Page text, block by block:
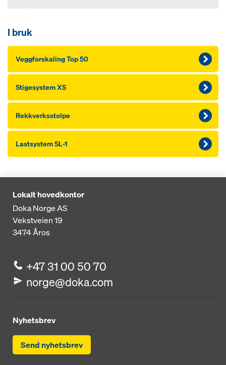
I bruk
Veggforskaling Top 50
Stigesystem XS
Rekkverksstolpe
Lastsystem SL-1
Lokalt hovedkontor
Doka Norge AS
Vekstveien 19
3474Åros
+47 31 00 50 70
norge@doka.com
Nyhetsbrev
Send nyhetsbrev